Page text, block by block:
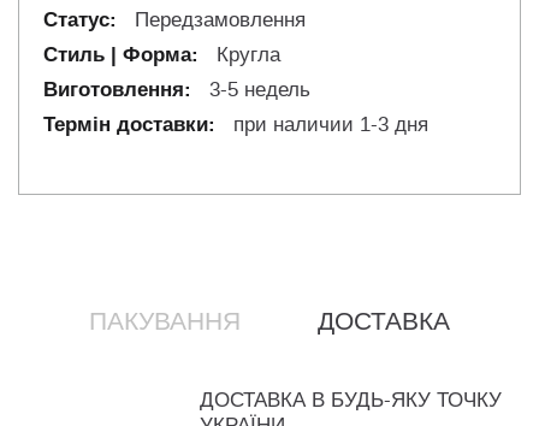
Передзамовлення
Кругла
3-5 недель
при наличии 1-3 дня
ПАКУВАННЯ ДОСТАВКА
ДОСТАВКА В БУДЬ-ЯКУ ТОЧКУ